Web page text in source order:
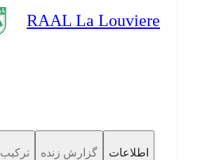
RAAL La Louviere
اطلاعات گزارش زنده ترکیب